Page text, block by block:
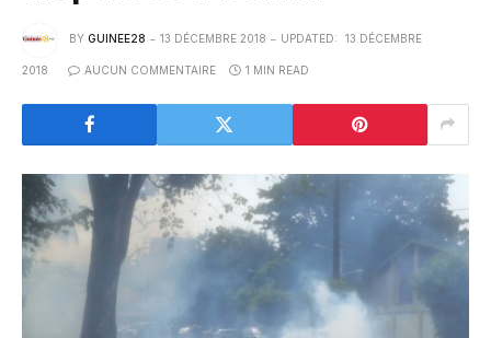
BY GUINEE28 13 DÉCEMBRE 2018 UPDATED: 13 DÉCEMBRE
2018 AUCUN COMMENTAIRE 1 MIN READ